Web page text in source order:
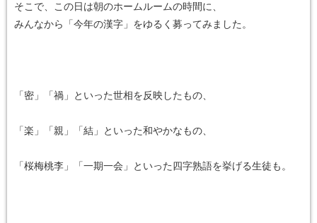
そこで、この日は朝のホームルームの時間に、
みんなから「今年の漢字」をゆるく募ってみました。
「密」「禍」といった世相を反映したもの、
「楽」「親」「結」といった和やかなもの、
「桜梅桃李」「一期一会」といった四字熟語を挙げる生徒も。